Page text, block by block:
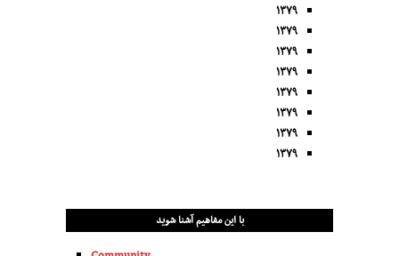
۱۳۷۹
۱۳۷۹
۱۳۷۹
۱۳۷۹
۱۳۷۹
۱۳۷۹
۱۳۷۹
۱۳۷۹
با این مفاهیم آشنا شوید